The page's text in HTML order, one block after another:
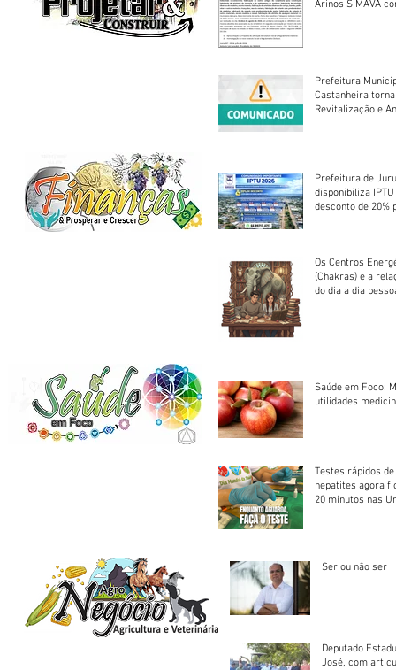
Arinos SIMAVA convoca à
Prefeitura
Castanheira
Revitalização e
Prefeitura de
disponibiliza
desconto de 20%
Os Centros
(Chakras) e a
do dia a dia
Saúde em Foco:
utilidades
Testes rápidos
hepatites agora
20 minutos nas
Ser ou não ser
Deputado
José, com